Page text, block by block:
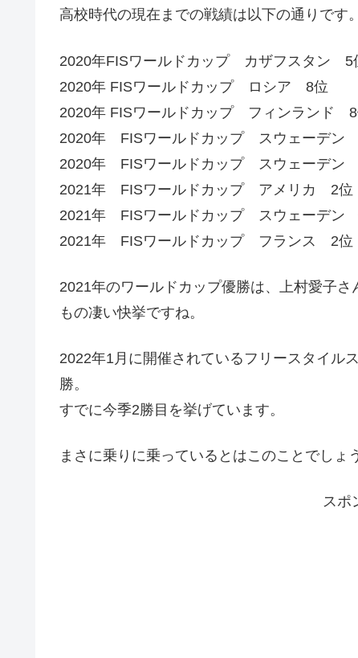
高校時代の現在までの戦績は以下の通りです。
2020年FISワールドカップ カザフスタン 5
2020年 FISワールドカップ ロシア 8位
2020年 FISワールドカップ フィンランド
2020年 FISワールドカップ スウェーデン
2020年 FISワールドカップ スウェーデン
2021年 FISワールドカップ アメリカ 2位
2021年 FISワールドカップ スウェーデン
2021年 FISワールドカップ フランス 2位
2021年のワールドカップ優勝は、上村愛子さ
もの凄い快挙ですね。
2022年1月に開催されているフリースタイル
勝。
すでに今季2勝目を挙げています。
まさに乗りに乗っているとはこのことでしょ
スポ